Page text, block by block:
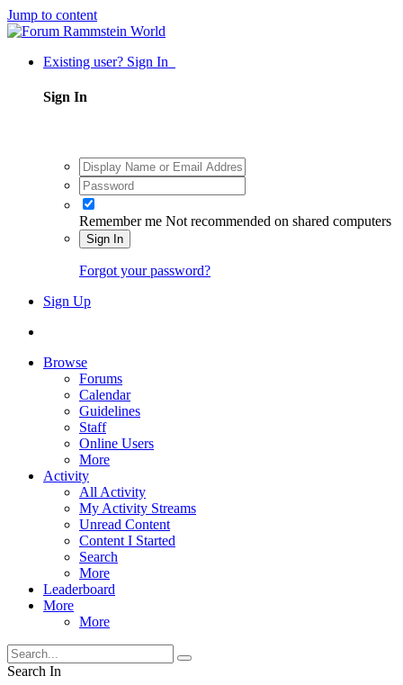
Jump to content
Existing user? Sign In
Sign In
Remember me Not recommended on shared computers
Sign In
Forgot your password?
Sign Up
Browse
Forums
Calendar
Guidelines
Staff
Online Users
More
Activity
All Activity
My Activity Streams
Unread Content
Content I Started
Search
More
Leaderboard
More
More
Search In